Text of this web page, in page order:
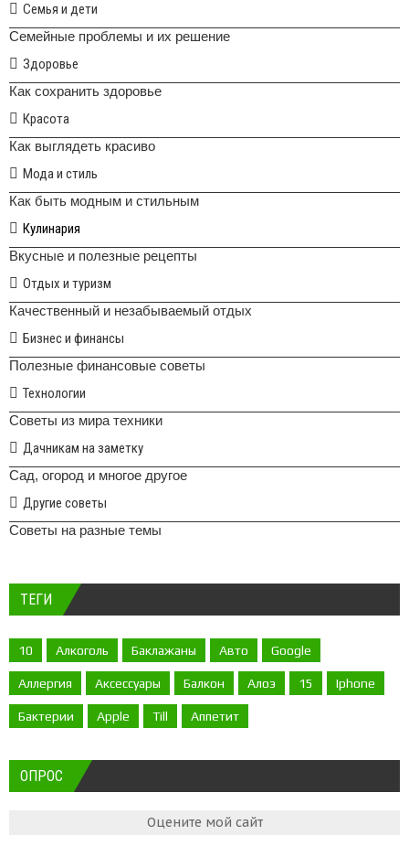
Семья и дети
Семейные проблемы и их решение
Здоровье
Как сохранить здоровье
Красота
Как выглядеть красиво
Мода и стиль
Как быть модным и стильным
Кулинария
Вкусные и полезные рецепты
Отдых и туризм
Качественный и незабываемый отдых
Бизнес и финансы
Полезные финансовые советы
Технологии
Советы из мира техники
Дачникам на заметку
Сад, огород и многое другое
Другие советы
Советы на разные темы
ТЕГИ
10 Алкоголь Баклажаны Авто Google
Аллергия Аксессуары Балкон Алоэ 15 Iphone
Бактерии Apple Till Аппетит
ОПРОС
Оцените мой сайт